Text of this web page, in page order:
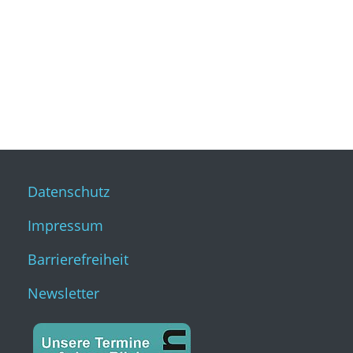
Datenschutz
Impressum
Barrierefreiheit
Newsletter